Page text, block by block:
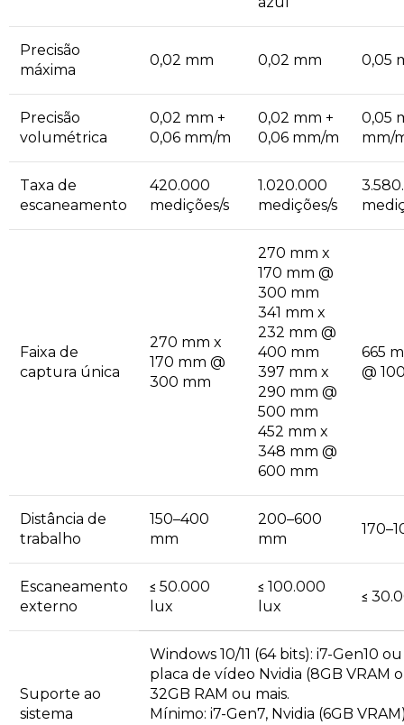
Precisão
máxima
0,02 mm 0,02 mm 0,05
Precisão
volumétrica
0,02 mm +
0,06 mm/m
0,02 mm +
0,06 mm/m
0,05
mm/
Taxa de
escaneamento
420.000
medições/s
1.020.000
medições/s
Faixa de
captura única
270 mm x
170 mm @
300 mm
270 mm x
170 mm @
300 mm
341 mm x
232 mm @
400 mm
397 mm x
290 mm @
500 mm
452 mm x
348 mm @
600 mm
665
@
Distância de
trabalho
150–400
mm
200–600
mm
Escaneamento
externo
≤ 50.000
lux
≤ 100.000
lux
≤
Suporte ao
sistema
Windows 10/11 (64 bits): i7-Gen10
placa de vídeo Nvidia (8GB VRAM
32GB RAM ou mais.
Mínimo: i7-Gen7, Nvidia (6GB